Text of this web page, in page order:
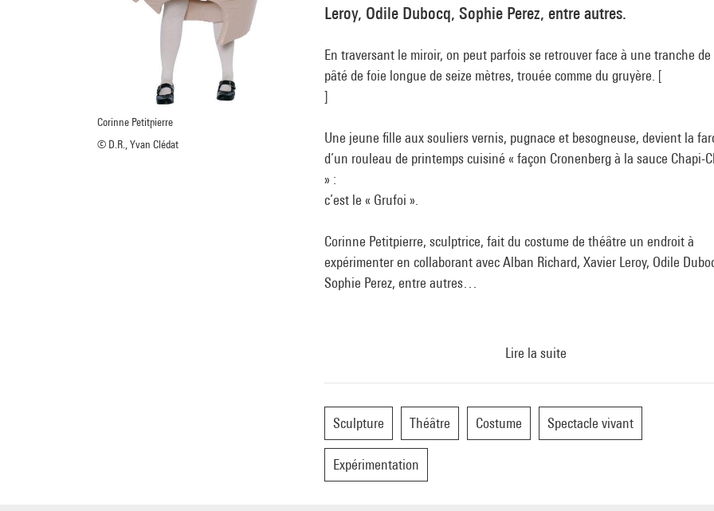
Corinne Petitpierre
© D.R., Yvan Clédat
Leroy, Odile Dubocq, Sophie Perez, entre autres.
En traversant le miroir, on peut parfois se retrouver face à une tranche de
pâté de foie longue de seize mètres, trouée comme du gruyère. [
]
Une jeune fille aux souliers vernis, pugnace et besogneuse, devient la
d’un rouleau de printemps cuisiné « façon Cronenberg à la sauce Chapi-
» :
c’est le « Grufoi ».
Corinne Petitpierre, sculptrice, fait du costume de théâtre un endroit à
expérimenter en collaborant avec Alban Richard, Xavier Leroy, Odile
Sophie Perez, entre autres…
Lire la suite
Sculpture Théâtre Costume Spectacle vivant
Expérimentation